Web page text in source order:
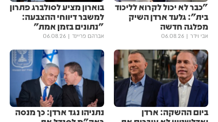
"כבר לא יכול לקרוא לליכוד
בית": גלעד ארדן השיק
מפלגה חדשה
אבי וידר 06.08.26
בוארון מציע לסולברג פתרון
למשבר דיווחי ההצבעה:
"נתונים בזמן אמת"
אברהם פריינד 06.08.26
ביום ההשקה: ארדן
נתניהו נגד ארדן: כך מנסה